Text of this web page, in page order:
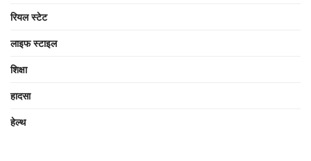
रियल स्टेट
लाइफ स्टाइल
शिक्षा
हादसा
हेल्थ